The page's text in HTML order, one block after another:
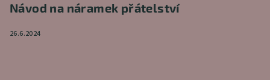
Návod na náramek přátelství
26.6.2024